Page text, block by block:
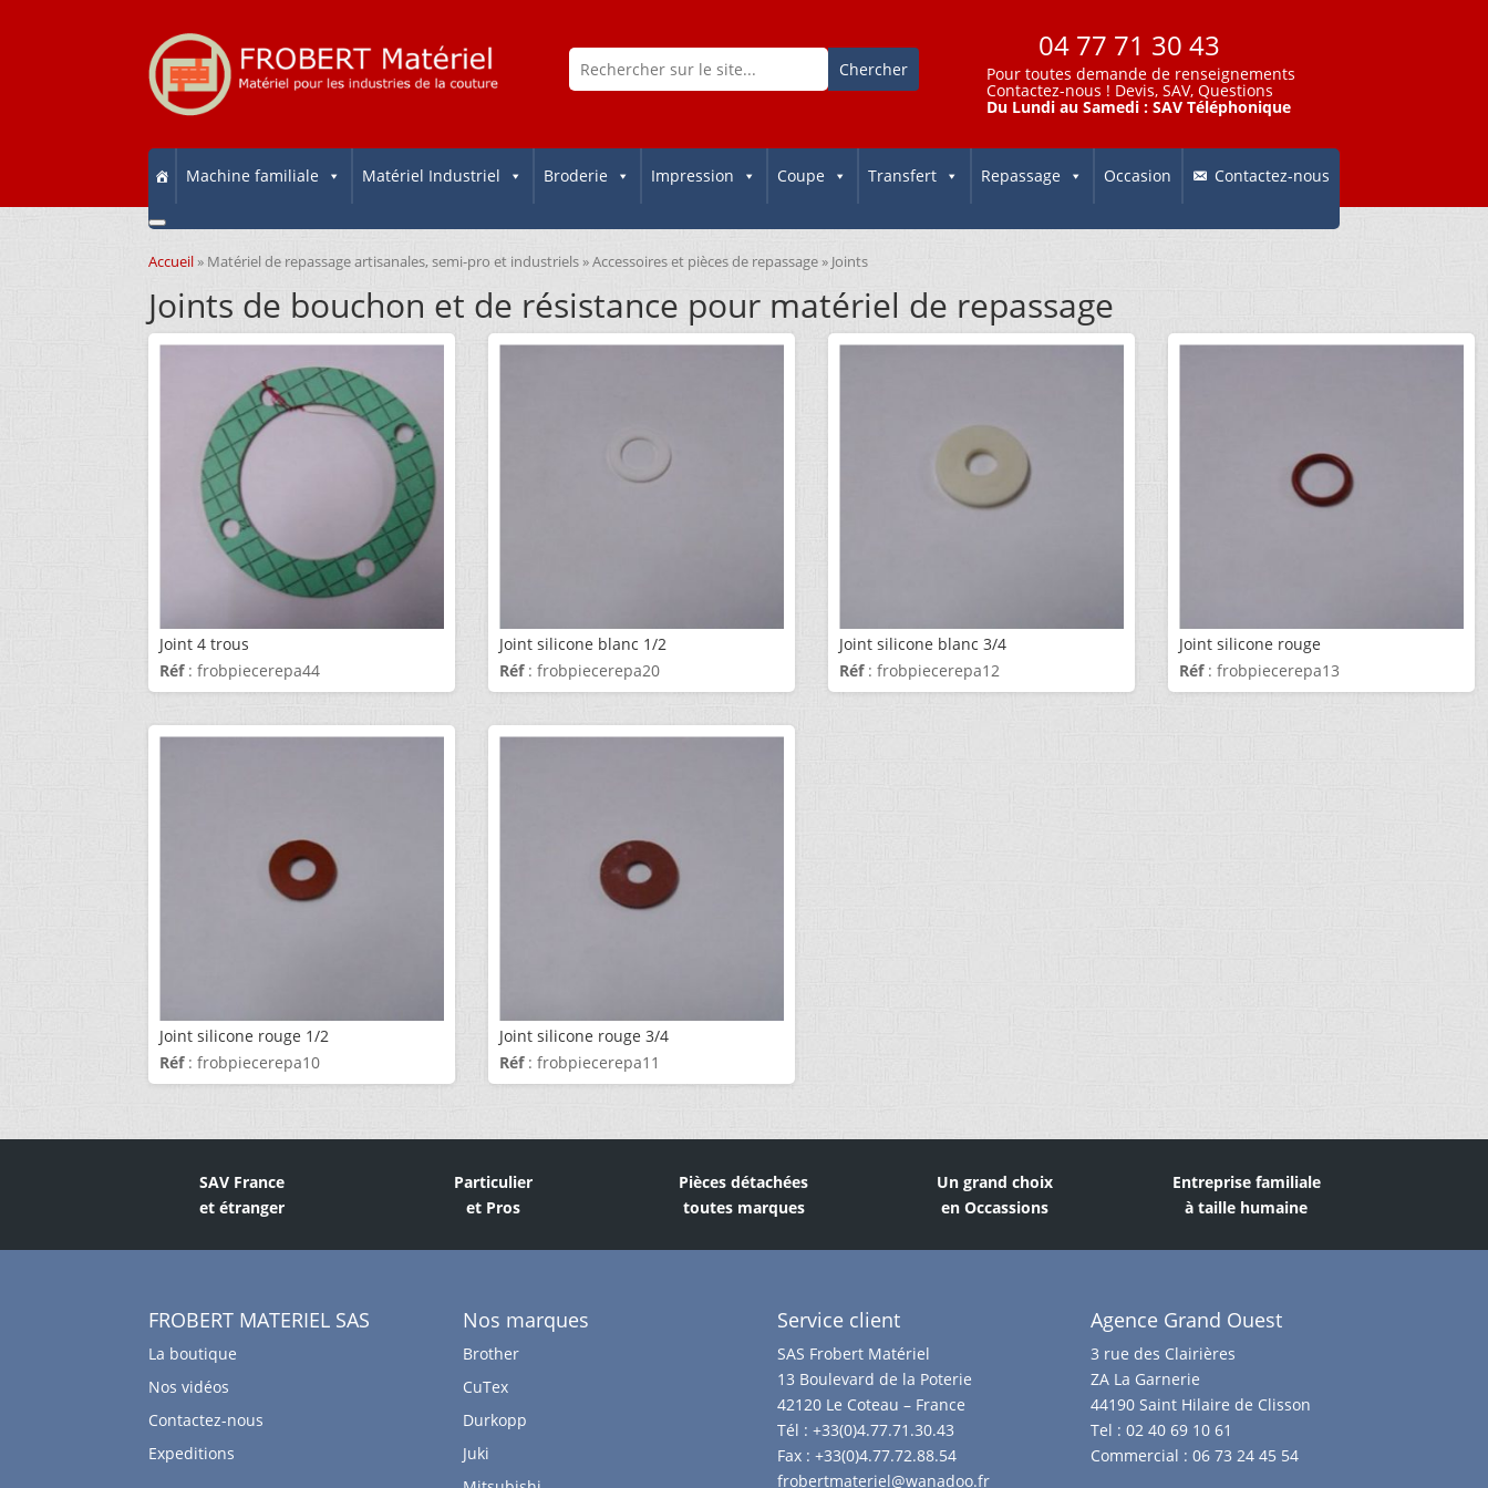
04 77 71 30 43
Pour toutes demande de renseignements
Contactez-nous ! Devis, SAV, Questions
Du Lundi au Samedi : SAV Téléphonique
Machine familiale Matériel Industriel Broderie Impression Coupe Transfert Repassage Occasion Contactez-nous
Accueil» Matériel de repassage artisanales, semi-pro et industriels»Accessoires et pièces de repassage» Joints
Joints de bouchon et de résistance pour matériel de repassage
Joint 4 trous
Réf: frobpiecerepa44
Joint silicone blanc 1/2
Réf: frobpiecerepa20
Joint silicone blanc 3/4
Réf: frobpiecerepa12
Joint silicone rouge
Réf: frobpiecerepa13
Joint silicone rouge 1/2
Réf: frobpiecerepa10
Joint silicone rouge 3/4
Réf: frobpiecerepa11
SAV France
et étranger
Particulier
et Pros
Pièces détachées
toutes marques
Un grand choix
en Occassions
Entreprise familiale
à taille humaine
FROBERT MATERIEL SAS
La boutique
Nos vidéos
Contactez-nous
Expeditions
Nos marques
Brother
CuTex
Durkopp
Juki
Service client
SAS Frobert Matériel
13 Boulevard de la Poterie
42120 Le Coteau – France
Tél : +33(0)4.77.71.30.43
Fax : +33(0)4.77.72.88.54
frobertmateriel@wanadoo.fr
Agence Grand Ouest
3 rue des Clairières
ZA La Garnerie
44190 Saint Hilaire de Clisson
Tel :02 40 69 10 61
Commercial :06 73 24 45 54